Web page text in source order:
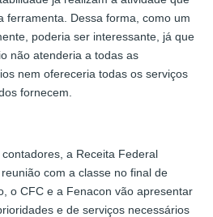
ferramenta. Dessa forma, como um
poderia ser interessante, já que
não atenderia a todas as
nem ofereceria todas os serviços
fornecem.
contadores, a Receita Federal
com a classe no final de
o CFC e a Fenacon vão apresentar
e de serviços necessários